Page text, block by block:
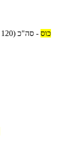
כוס - סה"כ (120 מ"ל)